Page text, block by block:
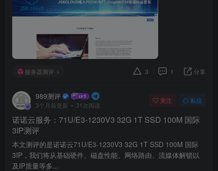
服务器测评 3 1 分享
989测评
3个月前更新 31次阅读
关注 私信
诺诺云服务：71U/E3-1230V3 32G 1T SSD 100M 国际
3IP测评
本文测评的是诺诺云71U/E3-1230V3 32G 1T SSD 100M 国际
3IP，我们将从基础硬件、磁盘性能、网络路由、流媒体解锁以
及IP质量等多...